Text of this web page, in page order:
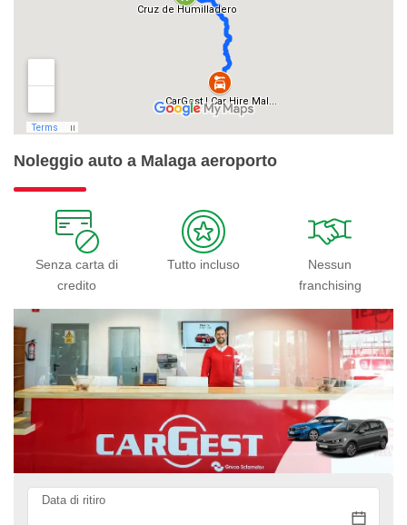
Noleggio auto a Malaga aeroporto
Senza carta di
credito
Tutto incluso
Nessun
franchising
Data di ritiro